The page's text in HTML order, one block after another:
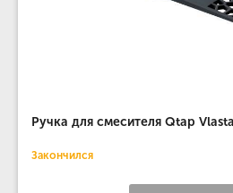
Ручка для смесителя Qtap
Закончился